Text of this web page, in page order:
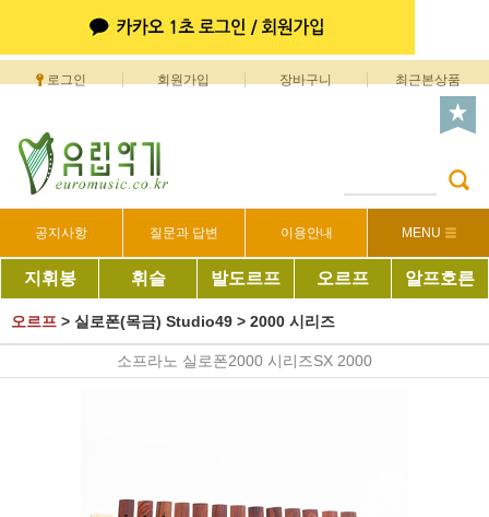
로그인 회원가입 장바구니 최근본상품
공지사항 질문과 답변 이용안내 MENU
지휘봉 휘슬 발도르프 오르프 알프호른
오르프 > 실로폰(목금) Studio49 > 2000 시리즈
소프라노 실로폰2000 시리즈SX 2000